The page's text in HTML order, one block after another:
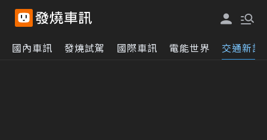
國內車訊 發燒試駕 國際車訊 電能世界 交通新訊